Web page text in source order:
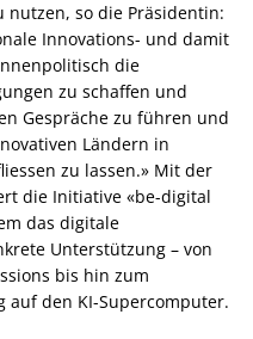
nutzen, so die Präsidentin:
Innovations- und damit
die
zu schaffen und
Gespräche zu führen und
Ländern in
zu lassen.» Mit der
die Initiative «be-digital
das digitale
Unterstützung – von
bis hin zum
auf den KI-Supercomputer.